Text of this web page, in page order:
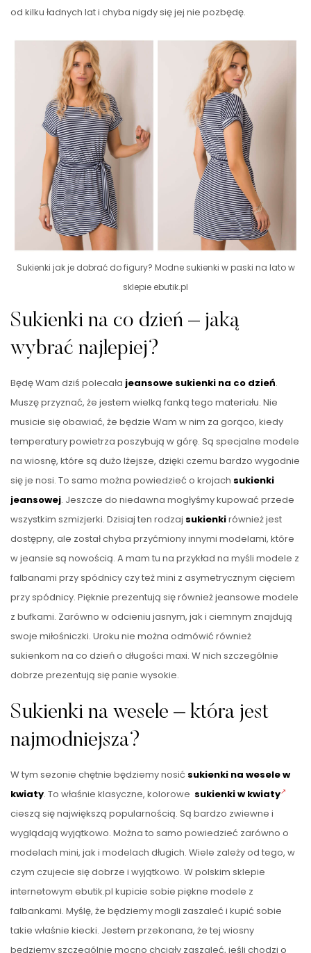
od kilku ładnych lat i chyba nigdy się jej nie pozbędę.
Sukienki jak je dobrać do figury? Modne sukienki w paski na lato w
sklepie ebutik.pl
Sukienki na co dzień – jaką
wybrać najlepiej?
Będę Wam dziś polecała jeansowe sukienki na co dzień.
Muszę przyznać, że jestem wielką fanką tego materiału. Nie
musicie się obawiać, że będzie Wam w nim za gorąco, kiedy
temperatury powietrza poszybują w górę. Są specjalne modele
na wiosnę, które są dużo lżejsze, dzięki czemu bardzo wygodnie
się je nosi. To samo można powiedzieć o krojach sukienki
jeansowej. Jeszcze do niedawna mogłyśmy kupować przede
wszystkim szmizjerki. Dzisiaj ten rodzaj sukienkirównież jest
dostępny, ale został chyba przyćmiony innymi modelami, które
w jeansie są nowością. A mam tu na przykład na myśli modele z
falbanami przy spódnicy czy też mini z asymetrycznym cięciem
przy spódnicy. Pięknie prezentują się również jeansowe modele
z bufkami. Zarówno w odcieniu jasnym, jak i ciemnym znajdują
swoje miłośniczki. Uroku nie można odmówić również
sukienkom na co dzień o długości maxi. W nich szczególnie
dobrze prezentują się panie wysokie.
Sukienki na wesele – która jest
najmodniejsza?
W tym sezonie chętnie będziemy nosić sukienki na wesele w
kwiaty. To właśnie klasyczne, kolorowe sukienki w kwiaty
cieszą się największą popularnością. Są bardzo zwiewne i
wyglądają wyjątkowo. Można to samo powiedzieć zarówno o
modelach mini, jak i modelach długich. Wiele zależy od tego, w
czym czujecie się dobrze i wyjątkowo. W polskim sklepie
internetowym ebutik.pl kupicie sobie piękne modele z
falbankami. Myślę, że będziemy mogli zaszaleć i kupić sobie
takie właśnie kiecki. Jestem przekonana, że tej wiosny
będziemy szczególnie mocno chciały zaszaleć, jeśli chodzi o